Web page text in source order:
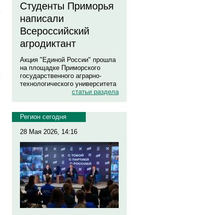
Студенты Приморья
написали
Всероссийский
агродиктант
Акция "Единой России" прошла
на площадке Приморского
государственного аграрно-
технологического университета
статьи раздела
Регион сегодня
28 Мая 2026, 14:16